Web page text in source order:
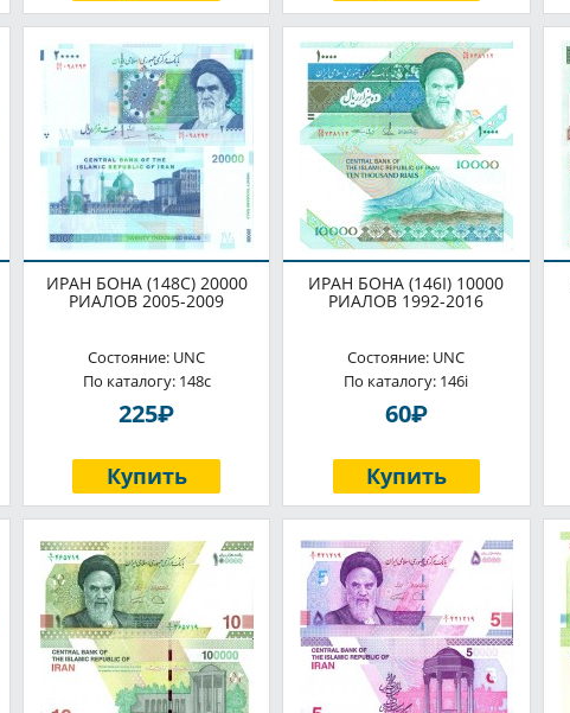
ИРАН БОНА (148C) 20000
РИАЛОВ 2005-2009
Состояние: UNC
По каталогу: 148c
225P
Купить
ИРАН БОНА (146I) 10000
РИАЛОВ 1992-2016
Состояние: UNC
По каталогу: 146i
60P
Купить